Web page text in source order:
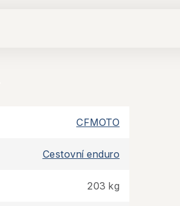
CFMOTO
Cestovní enduro
203 kg